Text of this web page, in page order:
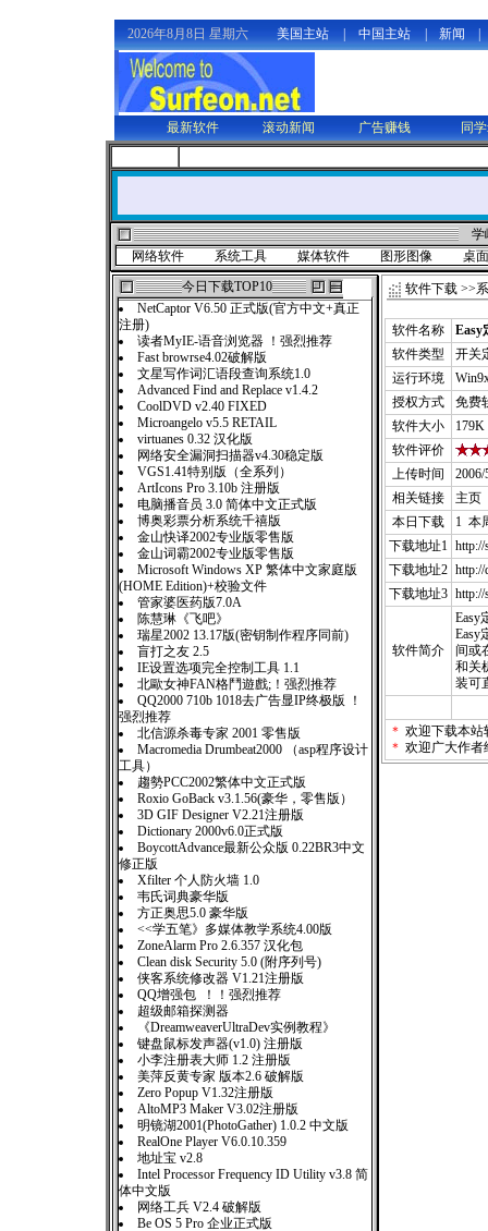
2026年8月8日 星期六 美国主站 中国主站 新闻
最新软件 滚动新闻 广告赚钱 同
学
网络软件
系统工具 媒体软件 图形图像
桌
今日下载TOP10
NetCaptor V6.50 正式版(官方中文+真正
注册)
读者MyIE-语音浏览器 ！强烈推荐
Fast browrse4.02破解版
文星写作词汇语段查询系统1.0
Advanced Find and Replace v1.4.2
CoolDVD v2.40 FIXED
Microangelo v5.5 RETAIL
virtuanes 0.32 汉化版
网络安全漏洞扫描器v4.30稳定版
VGS1.41特别版（全系列）
ArtIcons Pro 3.10b 注册版
电脑播音员 3.0 简体中文正式版
博奥彩票分析系统千禧版
金山快译2002专业版零售版
金山词霸2002专业版零售版
Microsoft Windows XP 繁体中文家庭版
(HOME Edition)+校验文件
管家婆医药版7.0A
陈慧琳《飞吧》
瑞星2002 13.17版(密钥制作程序同前)
盲打之友 2.5
IE设置选项完全控制工具 1.1
北歐女神FAN格鬥遊戲;！强烈推荐
QQ2000 710b 1018去广告显IP终极版 ！
强烈推荐
北信源杀毒专家 2001 零售版
Macromedia Drumbeat2000 （asp程序设计
工具）
趨勢PCC2002繁体中文正式版
Roxio GoBack v3.1.56(豪华，零售版）
3D GIF Designer V2.21注册版
Dictionary 2000v6.0正式版
BoycottAdvance最新公众版 0.22BR3中文
修正版
Xfilter 个人防火墙 1.0
韦氏词典豪华版
方正奥思5.0 豪华版
<<学五笔》多媒体教学系统4.00版
ZoneAlarm Pro 2.6.357 汉化包
Clean disk Security 5.0 (附序列号)
侠客系统修改器 V1.21注册版
QQ增强包 ！！强烈推荐
超级邮箱探测器
《DreamweaverUltraDev实例教程》
键盘鼠标发声器(v1.0) 注册版
小李注册表大师 1.2 注册版
美萍反黄专家 版本2.6 破解版
Zero Popup V1.32注册版
AltoMP3 Maker V3.02注册版
明镜湖2001(PhotoGather) 1.0.2 中文版
RealOne Player V6.0.10.359
地址宝 v2.8
Intel Processor Frequency ID Utility v3.8 简
体中文版
网络工兵 V2.4 破解版
Be OS 5 Pro 企业正式版
软件下载 >>
软件名称
Easy
软件类型
开关
运行环境
授权方式
免费
软件大小
179K
软件评价
上传时间
2006/
相关链接
主页
本日下载
1 本
下载地址1 http://
下载地址2
下载地址3 http://
软件简介
Easy
Easy
间或
和关
装可
＊ 欢迎下载本站
＊ 欢迎广大作者